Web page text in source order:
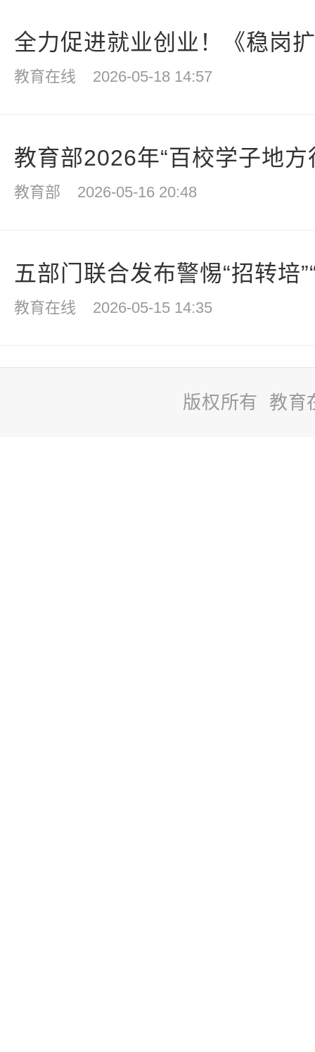
全力促进就业创业！《稳岗
教育在线 2026-05-18 14:57
教育部2026年“百校学子地方
教育部 2026-05-16 20:48
五部门联合发布警惕“招转培
教育在线 2026-05-15 14:35
版权所有 教育